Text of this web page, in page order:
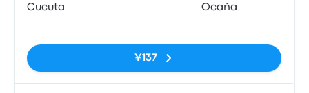
Cucuta
Ocaña
¥137